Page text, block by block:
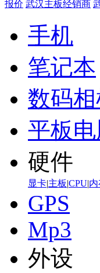
报价 武汉主板经销商
手机
笔记本
数码
平板
硬件
显卡|主板|CPU|
GPS
Mp3
外设